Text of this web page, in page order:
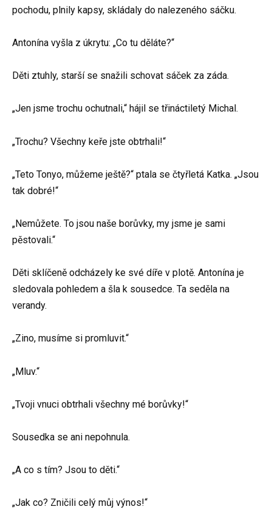
pochodu, plnily kapsy, skládaly do nalezeného sáčku.
Antonína vyšla z úkrytu: „Co tu děláte?“
Děti ztuhly, starší se snažili schovat sáček za záda.
„Jen jsme trochu ochutnali,“ hájil se třináctiletý Michal.
„Trochu? Všechny keře jste obtrhali!“
„Teto Tonyo, můžeme ještě?“ ptala se čtyřletá Katka. „Jsou
tak dobré!“
„Nemůžete. To jsou naše borůvky, my jsme je sami
pěstovali.“
Děti sklíčeně odcházely ke své díře v plotě. Antonína je
sledovala pohledem a šla k sousedce. Ta seděla na
verandy.
„Zino, musíme si promluvit.“
„Mluv.“
„Tvoji vnuci obtrhali všechny mé borůvky!“
Sousedka se ani nepohnula.
„A co s tím? Jsou to děti.“
„Jak co? Zničili celý můj výnos!“